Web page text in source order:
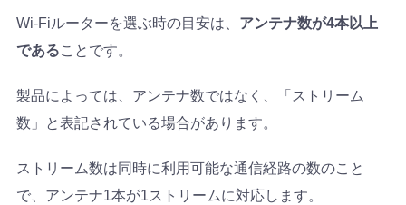
Wi-Fiルーターを選ぶ時の目安は、 アンテナ数が4本以上
であることです。
製品によっては、アンテナ数ではなく、「ストリーム
数」と表記されている場合があります。
ストリーム数は同時に利用可能な通信経路の数のこと
で、アンテナ1本が1ストリームに対応します。